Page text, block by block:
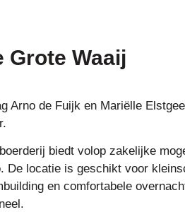
Grote Waaij
Arno de Fuijk en Mariëlle
biedt volop zakelijke
De locatie is geschikt voor
en comfortabele